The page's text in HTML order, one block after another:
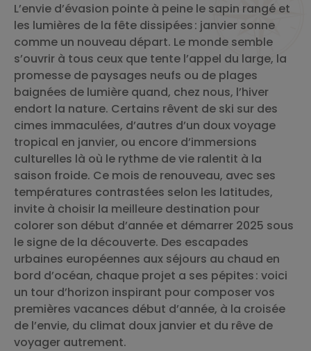
L’envie d’évasion pointe à peine le sapin rangé et
les lumières de la fête dissipées : janvier sonne
comme un nouveau départ. Le monde semble
s’ouvrir à tous ceux que tente l’appel du large, la
promesse de paysages neufs ou de plages
baignées de lumière quand, chez nous, l’hiver
endort la nature. Certains rêvent de ski sur des
cimes immaculées, d’autres d’un doux voyage
tropical en janvier, ou encore d’immersions
culturelles là où le rythme de vie ralentit à la
saison froide. Ce mois de renouveau, avec ses
températures contrastées selon les latitudes,
invite à choisir la meilleure destination pour
colorer son début d’année et démarrer 2025 sous
le signe de la découverte. Des escapades
urbaines européennes aux séjours au chaud en
bord d’océan, chaque projet a ses pépites : voici
un tour d’horizon inspirant pour composer vos
premières vacances début d’année, à la croisée
de l’envie, du climat doux janvier et du rêve de
voyager autrement.